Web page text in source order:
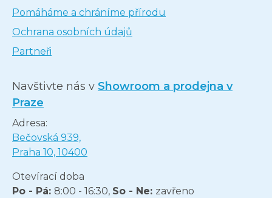
Pomáháme a chráníme přírodu
Ochrana osobních údajů
Partneři
Navštivte nás v Showroom a prodejna v
Praze
Adresa:
Bečovská 939,
Praha 10, 10400
Otevírací doba
Po - Pá: 8:00 - 16:30, So - Ne: zavřeno